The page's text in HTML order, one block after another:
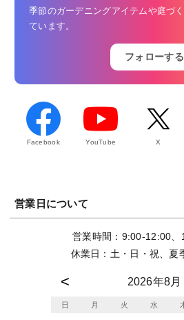
季節のガーデニングアイテムや庭づ
ています。
フォローする
Facebook YouTube X
営業日について
営業時間：9:00-12:00
休業日：土・日・祝、夏
2026年8月
日 月 火 水